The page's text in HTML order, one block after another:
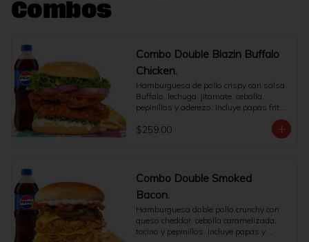
Combos
Combo Double Blazin Buffalo
Chicken.
Hamburguesa de pollo crispy con salsa
Buffalo, lechuga, jitomate, cebolla,
pepinillos y aderezo. Incluye papas fritas
$259.00
Combo Double Smoked
Bacon.
Hamburguesa doble pollo crunchy con
queso cheddar, cebolla caramelizada,
tocino y pepinillos. Incluye papas y